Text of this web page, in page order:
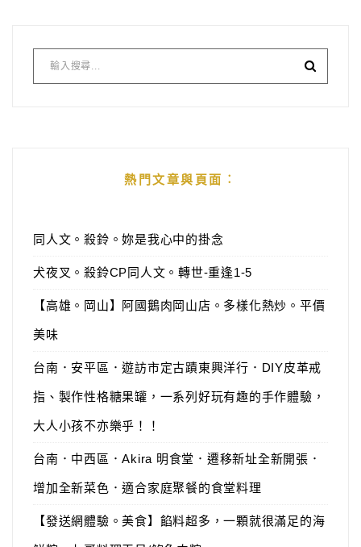
熱門文章與頁面︰
同人文。殺鈴。妳是我心中的掛念
犬夜叉。殺鈴CP同人文。轉世-重逢1-5
【高雄。岡山】阿國鵝肉岡山店。多樣化熱炒。平價
美味
台南．安平區．遊訪市定古蹟東興洋行．DIY皮革戒
指、製作性格糖果罐，一系列好玩有趣的手作體驗，
大人小孩不亦樂乎！！
台南．中西區．Akira 明食堂．遷移新址全新開張．
增加全新菜色．適合家庭聚餐的食堂料理
【發送網體驗。美食】餡料超多，一顆就很滿足的海